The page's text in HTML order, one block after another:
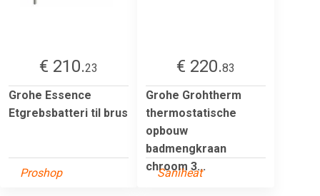
€ 210.23
Grohe Essence
Etgrebsbatteri til brus
Proshop
€ 220.83
Grohe Grohtherm
thermostatische
opbouw
badmengkraan
chroom 3...
Saniheat